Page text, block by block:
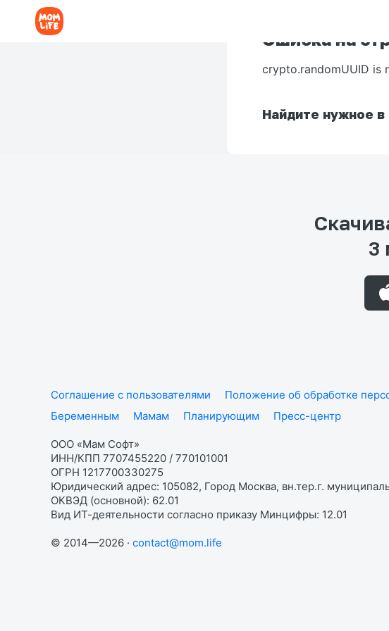
Ошибка на
crypto.randomUUID is
Найдите нужное в
3
Соглашение с пользователями Положение об обработке
Беременным
Мамам Планирующим Пресс-центр
ООО «Мам Софт»
ИНН/КПП 7707455220 / 770101001
ОГРН 1217700330275
Юридический адрес: 105082, Город Москва, вн.тер.г.
ОКВЭД (основной): 62.01
Вид ИТ-деятельности согласно приказу Минцифры: 12.01
© 2014—2026 · contact@mom.life